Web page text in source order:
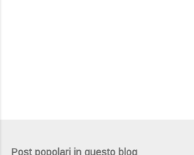
Post popolari in questo blog